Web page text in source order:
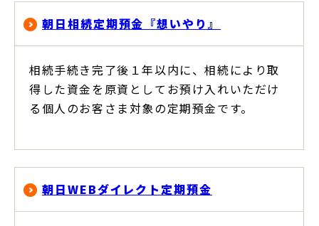
朝日相続定期預金『想いやり』
相続手続き完了後１年以内に、相続により取
得した資金を原資としてお預け入れいただけ
る個人のお客さま対象の定期預金です。
朝日WEBダイレクト定期預金